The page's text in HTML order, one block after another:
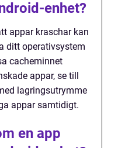
enhet?
appar kraschar kan
ditt operativsystem
cacheminnet
appar, se till
lagringsutrymme
appar samtidigt.
en app